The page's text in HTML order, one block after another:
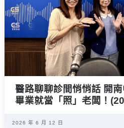
醫路聊聊診間悄悄話 開
畢業就當「照」老闆！
2026 年 6 月 12 日